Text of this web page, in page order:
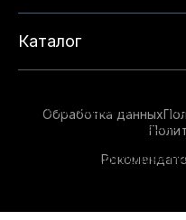
Каталог
Обработка данных
опыта на нашем сайте.
данный сайт, вы
технологий. Для